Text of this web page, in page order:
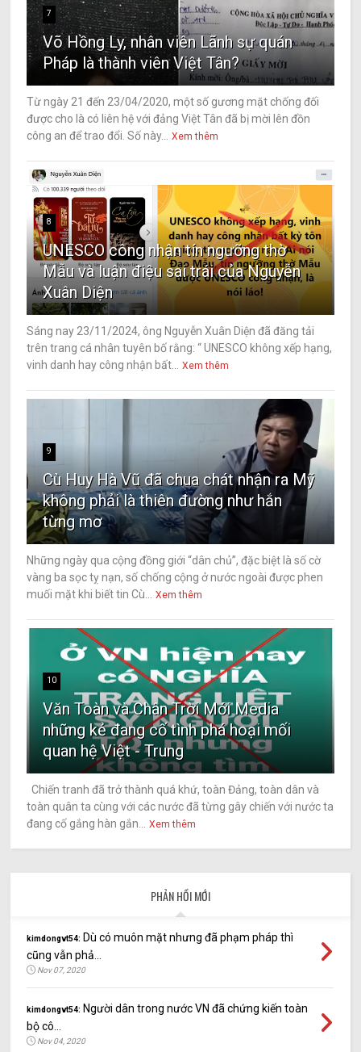
7
Võ Hồng Ly, nhân viên Lãnh sự quán
Pháp là thành viên Việt Tân?
Từ ngày 21 đến 23/04/2020, một số gương mặt chống đối
được cho là có liên hệ với đảng Việt Tân đã bị mời lên đồn
công an để trao đổi. Số này...
Xem thêm
8
UNESCO công nhận tín ngưỡng thờ
Mẫu và luận điệu sai trái của Nguyễn
Xuân Diện
Sáng nay 23/11/2024, ông Nguyễn Xuân Diện đã đăng tải
trên trang cá nhân tuyên bố rằng: “ UNESCO không xếp hạng,
vinh danh hay công nhận bất...
Xem thêm
9
Cù Huy Hà Vũ đã chua chát nhận ra Mỹ
không phải là thiên đường như hắn
từng mơ
Những ngày qua cộng đồng giới “dân chủ”, đặc biệt là số cờ
vàng ba sọc tỵ nạn, số chống cộng ở nước ngoài được phen
muối mặt khi biết tin Cù...
Xem thêm
10
Văn Toàn và Chân Trời Mới Media
những kẻ đang cố tình phá hoại mối
quan hệ Việt - Trung
Chiến tranh đã trở thành quá khứ, toàn Đảng, toàn dân và
toàn quân ta cùng với các nước đã từng gây chiến với nước ta
đang cố gắng hàn gắn...
Xem thêm
PHẢN HỒI MỚI
kimdongvt54: Dù có muôn mặt nhưng đã phạm pháp thì
cũng vẫn phả...
Nov 07, 2020
kimdongvt54: Người dân trong nước VN đã chứng kiến toàn
bộ cô...
Nov 04, 2020